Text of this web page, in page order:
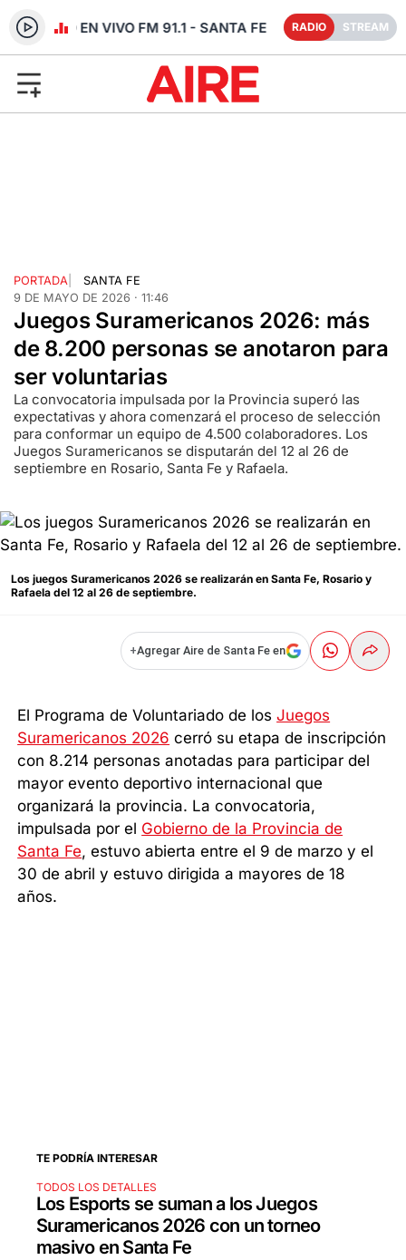
RADIO EN VIVO FM 91.1 - SANTA FE RADIO STREAM
PORTADA
SANTA FE
9 DE MAYO DE 2026 · 11:46
Juegos Suramericanos 2026: más
de 8.200 personas se anotaron para
ser voluntarias
La convocatoria impulsada por la Provincia superó las
expectativas y ahora comenzará el proceso de selección
para conformar un equipo de 4.500 colaboradores. Los
Juegos Suramericanos se disputarán del 12 al 26 de
septiembre en Rosario, Santa Fe y Rafaela.
Los juegos Suramericanos 2026 se realizarán en Santa Fe, Rosario y
Rafaela del 12 al 26 de septiembre.
+Agregar Aire de Santa Fe en
El Programa de Voluntariado de losJuegos
Suramericanos 2026 cerró su etapa de inscripción
con 8.214 personas anotadas para participar del
mayor evento deportivo internacional que
organizará la provincia. La convocatoria,
impulsada por el Gobierno de la Provincia de
Santa Fe, estuvo abierta entre el 9 de marzo y el
30 de abril y estuvo dirigida a mayores de 18
años.
TE PODRÍA INTERESAR
TODOS LOS DETALLES
Los Esports se suman a los Juegos
Suramericanos 2026 con un torneo
masivo en Santa Fe